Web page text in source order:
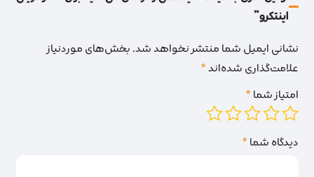
اینتکرو”
نشانی ایمیل شما منتشر نخواهد شد.بخش‌های موردنیاز
علامت‌گذاری شده‌اند*
امتیاز شما*
دیدگاه شما*